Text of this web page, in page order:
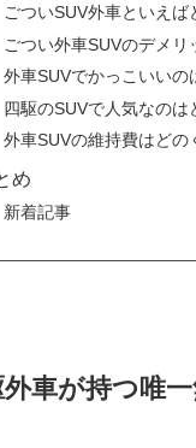
ごついSUV外車といえば
ごつい外車SUVのデメリ
外車SUVでかっこいいの
四駆のSUVで人気なのは
外車SUVの維持費はどの
め
新着記事
車が持つ唯